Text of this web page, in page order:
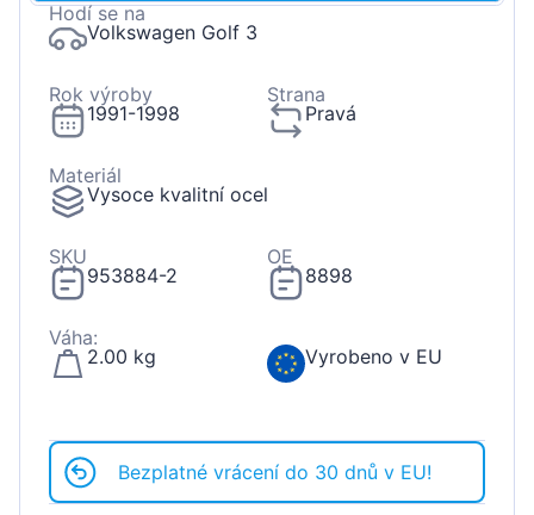
Hodí se na
Volkswagen Golf 3
Rok výroby
1991-1998
Strana
Pravá
Materiál
Vysoce kvalitní ocel
SKU
953884-2
OE
8898
Váha:
2.00 kg
Vyrobeno v EU
Bezplatné vrácení do 30 dnů v EU!